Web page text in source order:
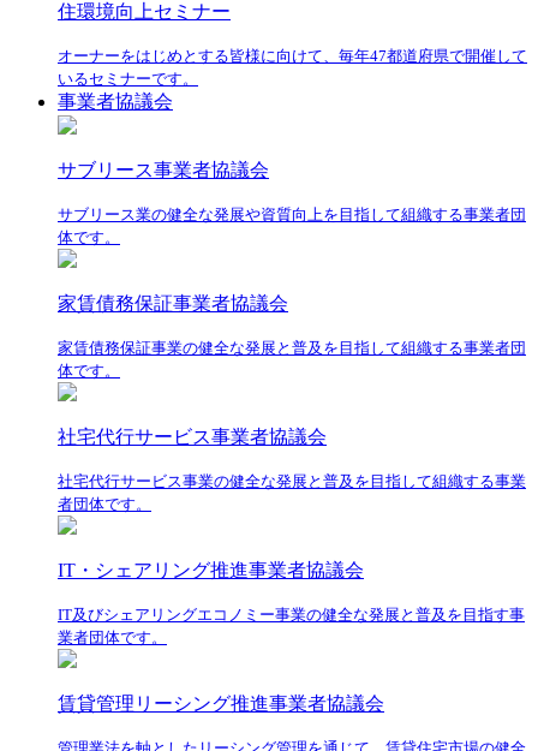
住環境向上セミナー
オーナーをはじめとする皆様に向けて、毎年47都道府県で開催して
いるセミナーです。
事業者協議会
サブリース事業者協議会
サブリース業の健全な発展や資質向上を目指して組織する事業者団
体です。
家賃債務保証事業者協議会
家賃債務保証事業の健全な発展と普及を目指して組織する事業者団
体です。
社宅代行サービス事業者協議会
社宅代行サービス事業の健全な発展と普及を目指して組織する事業
者団体です。
IT・シェアリング推進事業者協議会
IT及びシェアリングエコノミー事業の健全な発展と普及を目指す事
業者団体です。
賃貸管理リーシング推進事業者協議会